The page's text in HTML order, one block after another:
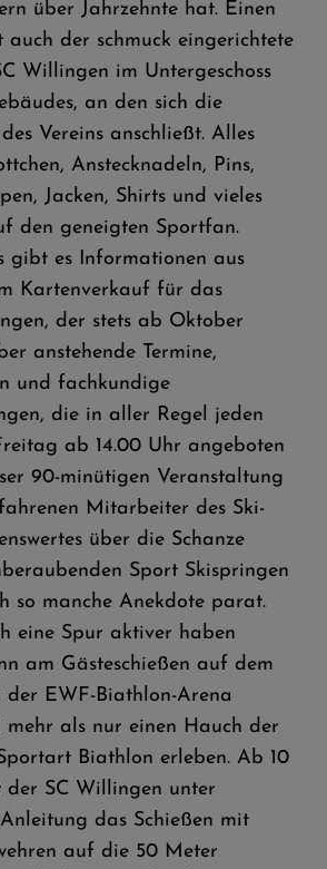
über Jahrzehnte hat. Einen
auch der schmuck eingerichtete
Willingen im Untergeschoss
an den sich die
Vereins anschließt. Alles
Anstecknadeln, Pins,
Jacken, Shirts und vieles
den geneigten Sportfan.
gibt es Informationen aus
Kartenverkauf für das
der stets ab Oktober
anstehende Termine,
und fachkundige
die in aller Regel jeden
ab 14.00 Uhr angeboten
90-minütigen Veranstaltung
Mitarbeiter des Ski-
über die Schanze
Sport Skispringen
so manche Anekdote parat.
eine Spur aktiver haben
am Gästeschießen auf dem
der EWF-Biathlon-Arena
mehr als nur einen Hauch der
Biathlon erleben. Ab 10
der SC Willingen unter
das Schießen mit
auf die 50 Meter